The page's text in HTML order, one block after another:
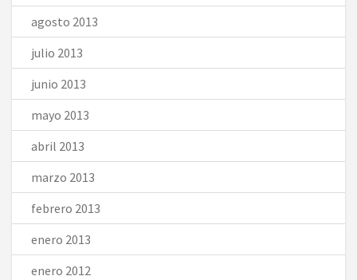
agosto 2013
julio 2013
junio 2013
mayo 2013
abril 2013
marzo 2013
febrero 2013
enero 2013
enero 2012